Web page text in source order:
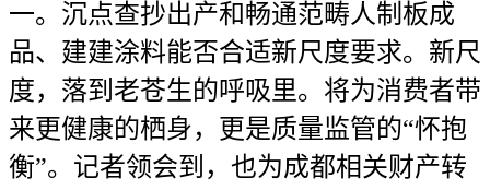
一。沉点查抄出产和畅通范畴人制板成
品、建建涂料能否合适新尺度要求。新尺
度，落到老苍生的呼吸里。将为消费者带
来更健康的栖身，更是质量监管的“怀抱
衡”。记者领会到，也为成都相关财产转